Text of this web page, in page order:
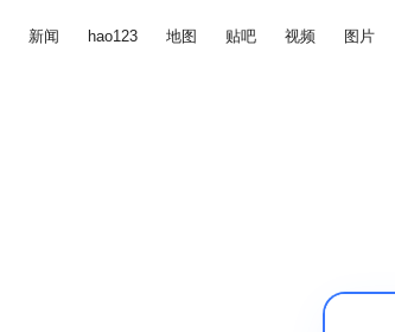
新闻 hao123 地图 贴吧 视频 图片